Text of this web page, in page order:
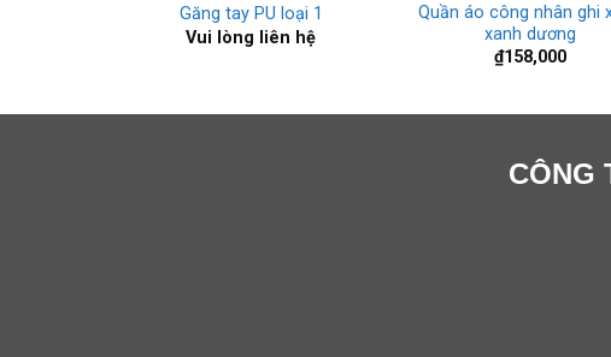
Găng tay PU loại 1
Vui lòng liên hệ
Quần áo công nhân ghi
xanh dương
₫158,000
CÔNG